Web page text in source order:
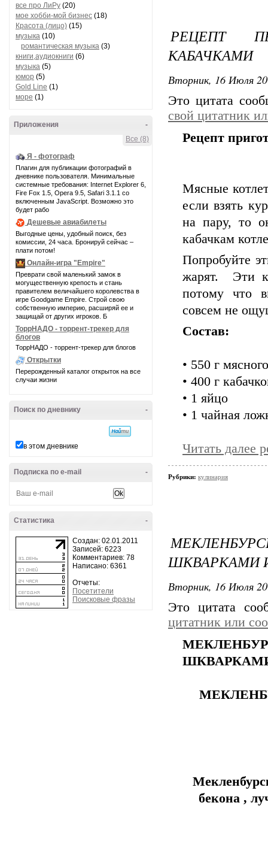
все про ЛиРу (20)
мое хобби-мой бизнес (18)
Красота (лицо) (15)
музыка (10)
романтическая музыка (3)
книги,аудиокниги (6)
музыка (5)
юмор (5)
Gold Line (1)
море (1)
-
Приложения
Все (8)
Я - фотограф
Плагин для публикации фотографий в
дневнике пользователя. Минимальные
системные требования: Internet Explorer 6,
Fire Fox 1.5, Opera 9.5, Safari 3.1.1 со
включенным JavaScript. Возможно это
будет рабо
Дешевые авиабилеты
Выгодные цены, удобный поиск, без
комиссии, 24 часа. Бронируй сейчас –
плати потом!
Онлайн-игра "Empire"
Преврати свой маленький замок в
могущественную крепость и стань
правителем величайшего королевства в
игре Goodgame Empire. Строй свою
собственную империю, расширяй ее и
защищай от других игроков. Б
ТоррНАДО - торрент-трекер для
блогов
ТоррНАДО - торрент-трекер для блогов
Открытки
Перерожденный каталог открыток на все
случаи жизни
-
Поиск по дневнику
в этом дневнике
-
Подписка по e-mail
-
Статистика
Создан: 02.01.2011
Записей: 6223
Комментариев: 78
Написано: 6361
Отчеты:
Посетители
Поисковые фразы
РЕЦЕПТ
КАБАЧКАМИ
Вторник, 16 Июля
Это цитата
свой цитатник
Рецепт
Мясные
если взять
на пару, то
кабачкам
Попробуйте
жарят. Эти
потому что
совсем не
Состав:
• 550 г
• 400 г
• 1 яйцо
• 1 чайная
Читать далее
Рубрики: кулинария
ШКВАРКАМИ
Вторник, 16 Июля
Это цитата
цитатник или
бекона ,